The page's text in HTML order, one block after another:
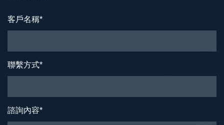
客戶名稱*
聯繫方式*
諮詢內容*